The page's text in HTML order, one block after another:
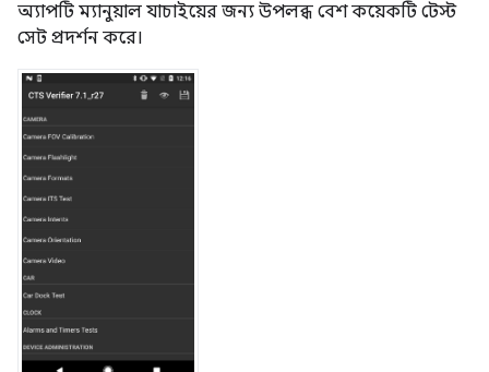
অ্যাপটি ম্যানুয়াল যাচাইয়ের জন্য উপলব্ধ বেশ কয়েকটি টেস্ট
সেট প্রদর্শন করে।